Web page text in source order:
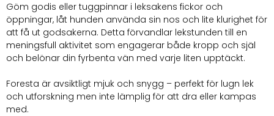
Göm godis eller tuggpinnar i leksakens fickor och
öppningar, låt hunden använda sin nos och lite klurighet för
att få ut godsakerna. Detta förvandlar lekstunden till en
meningsfull aktivitet som engagerar både kropp och själ
och belönar din fyrbenta vän med varje liten upptäckt.
Foresta är avsiktligt mjuk och snygg – perfekt för lugn lek
och utforskning men inte lämplig för att dra eller kampas
med.